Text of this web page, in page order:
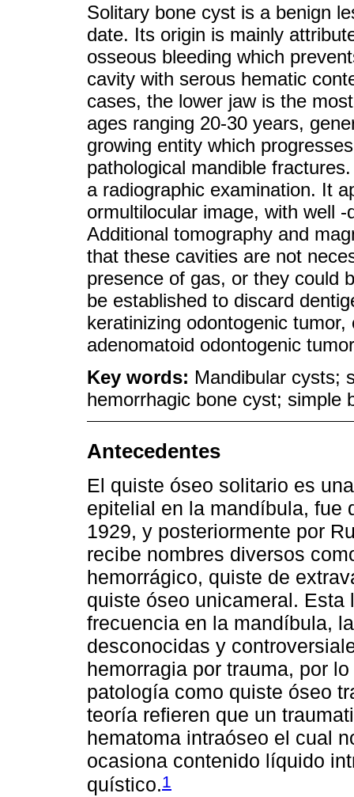
Solitary bone cyst is a benign
date. Its origin is mainly
osseous bleeding which
cavity with serous hematic
cases, the lower jaw is the
ages ranging 20-30 years,
growing entity which
pathological mandible
a radiographic examination. It
ormultilocular image, with well
Additional tomography and
that these cavities are not
presence of gas, or they could
be established to discard
keratinizing odontogenic
adenomatoid odontogenic
Key words: Mandibular cysts;
hemorrhagic bone cyst; simple
Antecedentes
El quiste óseo solitario es
epitelial en la mandíbula, fue
1929, y posteriormente por
recibe nombres diversos
hemorrágico, quiste de
quiste óseo unicameral.
frecuencia en la mandíbula,
desconocidas y
hemorragia por trauma, por
patología como quiste óseo
teoría refieren que un
hematoma intraóseo el cual
ocasiona contenido líquido
quístico.1